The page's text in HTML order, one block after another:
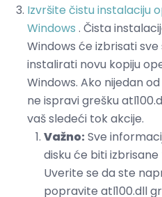
Izvršite čistu instalaciju
Windows . Čista
Windows će izbrisati sve
instalirati novu kopiju
Windows. Ako nijedan
ne ispravi grešku
vaš sledeći tok akcije.
Važno: Sve
disku će biti
Uverite se da ste
popravite atl100.dll